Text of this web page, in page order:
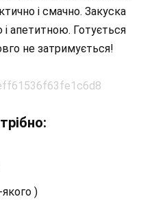
і смачно. Закуска
апетитною. Готується
не затримується!
)